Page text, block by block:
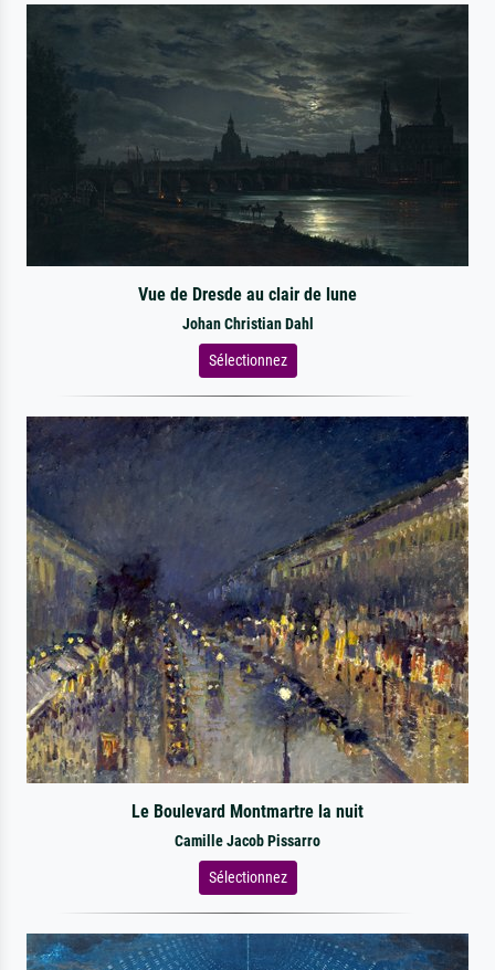
Vue de Dresde au clair de lune
Johan Christian Dahl
Sélectionnez
Le Boulevard Montmartre la nuit
Camille Jacob Pissarro
Sélectionnez